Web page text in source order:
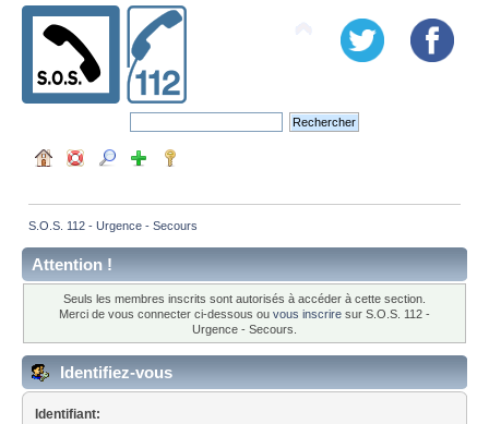
S.O.S. 112 - Urgence - Secours
Attention !
Seuls les membres inscrits sont autorisés à accéder à cette section.
Merci de vous connecter ci-dessous ou vous inscrire sur S.O.S. 112 -
Urgence - Secours.
Identifiez-vous
Identifiant: